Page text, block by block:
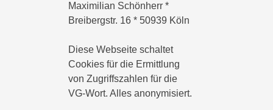
Maximilian Schönherr *
Breibergstr. 16 * 50939 Köln
Diese Webseite schaltet
Cookies für die Ermittlung
von Zugriffszahlen für die
VG-Wort. Alles anonymisiert.